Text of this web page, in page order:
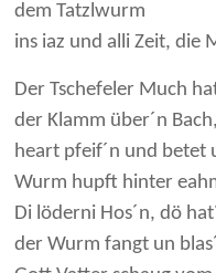
dem Tatzlwurm
ins iaz und alli Zeit, die
Der Tschefeler Much
der Klamm über´n Bach,
heart pfeif´n und betet
Wurm hupft hinter
Di löderni Hos´n, dö
der Wurm fangt un